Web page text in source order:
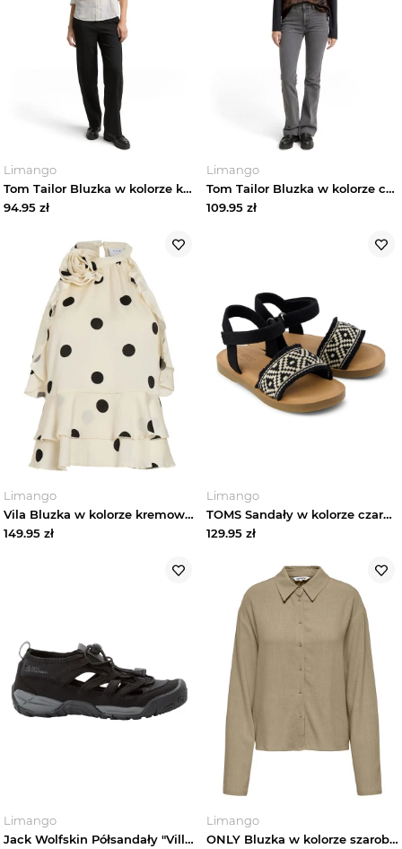
Limango
Tom Tailor Bluzka w kolorze kremowym rozmiar: 42
94.95 zł
Limango
Tom Tailor Bluzka w kolorze czarno-brązowym rozmiar: M
109.95 zł
Limango
Vila Bluzka w kolorze kremowym rozmiar: 34
149.95 zł
Limango
TOMS Sandały w kolorze czarnym rozmiar: 26
129.95 zł
Limango
Jack Wolfskin Półsandały "VillI" w kolorze czarnym rozmiar: 26
Limango
ONLY Bluzka w kolorze szarobrązowym rozmiar: XL